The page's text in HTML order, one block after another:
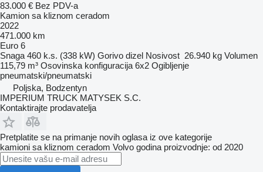
83.000 € Bez PDV-a
Kamion sa kliznom ceradom
2022
471.000 km
Euro 6
Snaga 460 k.s. (338 kW) Gorivo dizel Nosivost 26.940 kg Volumen
115,79 m³ Osovinska konfiguracija 6x2 Ogibljenje
pneumatski/pneumatski
Poljska, Bodzentyn
IMPERIUM TRUCK MATYSEK S.C.
Kontaktirajte prodavatelja
Pretplatite se na primanje novih oglasa iz ove kategorije
kamioni sa kliznom ceradom Volvo godina proizvodnje: od 2020